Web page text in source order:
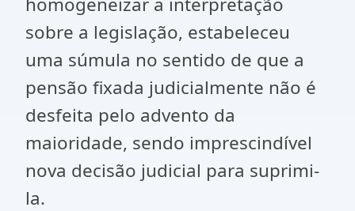
sobre a legislação, estabeleceu
uma súmula no sentido de que a
pensão fixada judicialmente não é
desfeita pelo advento da
maioridade, sendo imprescindível
nova decisão judicial para suprimi-
la.